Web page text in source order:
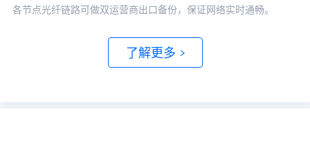
各节点光纤链路可做双运营商出口备份，保证网络实时通畅。
了解更多